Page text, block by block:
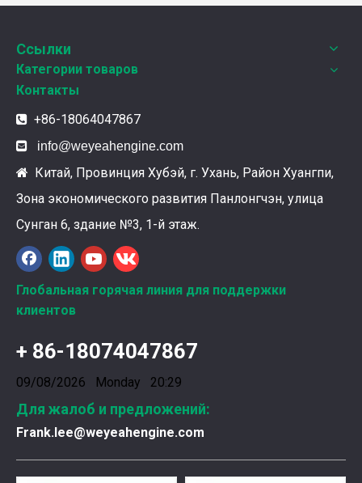
Подшипники шатунных коленчатых валов Weyeah
Ссылки
Категории товаров
Контакты
 +86-18064047867
 info@weyeahengine.com
 Китай, Провинция Хубэй, г. Ухань, Район Хуангпи,
Зона экономического развития Панлонгчэн, улица
Сунган 6, здание №3, 1-й этаж.
Глобальная горячая линия для поддержки
клиентов
+ 86-18074047867
09/08/2026 Monday 20:29
Для жалоб и предложений:
Frank.lee@weyeahengine.com